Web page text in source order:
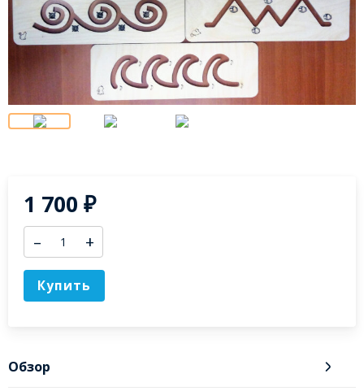
1 700₽
– +
Купить
Обзор